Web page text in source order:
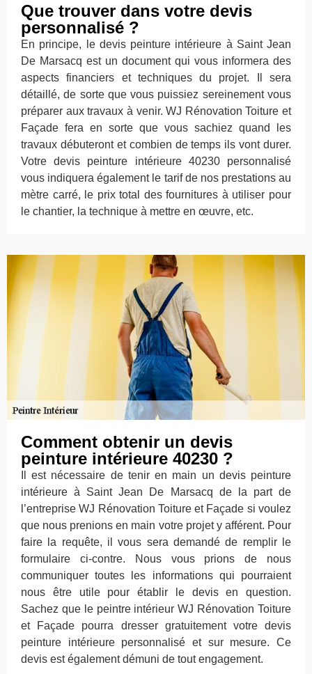
Que trouver dans votre devis
personnalisé ?
En principe, le devis peinture intérieure à Saint Jean
De Marsacq est un document qui vous informera des
aspects financiers et techniques du projet. Il sera
détaillé, de sorte que vous puissiez sereinement vous
préparer aux travaux à venir. WJ Rénovation Toiture et
Façade fera en sorte que vous sachiez quand les
travaux débuteront et combien de temps ils vont durer.
Votre devis peinture intérieure 40230 personnalisé
vous indiquera également le tarif de nos prestations au
mètre carré, le prix total des fournitures à utiliser pour
le chantier, la technique à mettre en œuvre, etc.
Comment obtenir un devis
peinture intérieure 40230 ?
Il est nécessaire de tenir en main un devis peinture
intérieure à Saint Jean De Marsacq de la part de
l’entreprise WJ Rénovation Toiture et Façade si voulez
que nous prenions en main votre projet y afférent. Pour
faire la requête, il vous sera demandé de remplir le
formulaire ci-contre. Nous vous prions de nous
communiquer toutes les informations qui pourraient
nous être utile pour établir le devis en question.
Sachez que le peintre intérieur WJ Rénovation Toiture
et Façade pourra dresser gratuitement votre devis
peinture intérieure personnalisé et sur mesure. Ce
devis est également démuni de tout engagement.